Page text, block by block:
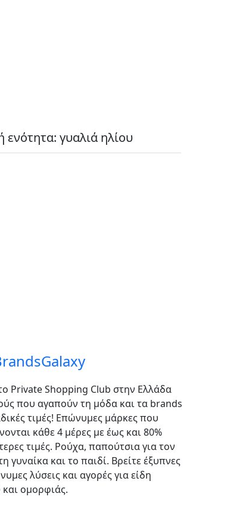
γυαλιά ηλίου
Private Shopping Club στην Ελλάδα
που αγαπούν τη μόδα και τα brands
τιμές! Επώνυμες μάρκες που
κάθε 4 μέρες με έως και 80%
τιμές. Ρούχα, παπούτσια για τον
γυναίκα και το παιδί. Βρείτε έξυπνες
λύσεις και αγορές για είδη
και ομορφιάς.